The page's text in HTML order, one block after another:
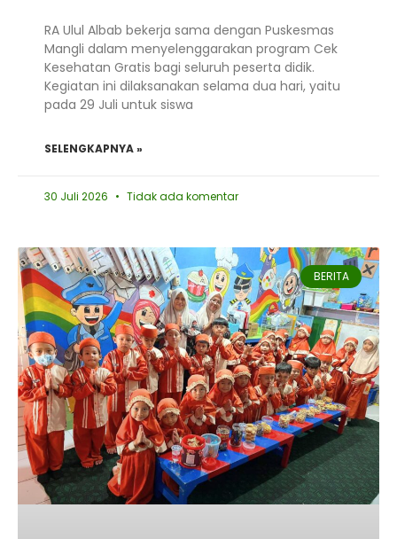
RA Ulul Albab bekerja sama dengan Puskesmas
Mangli dalam menyelenggarakan program Cek
Kesehatan Gratis bagi seluruh peserta didik.
Kegiatan ini dilaksanakan selama dua hari, yaitu
pada 29 Juli untuk siswa
SELENGKAPNYA »
30 Juli 2026 Tidak ada komentar
BERITA